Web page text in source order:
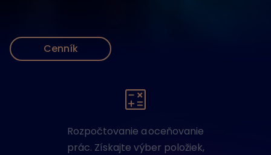
Cenník
Rozpočtovanie a oceňovanie
prác. Získajte výber položiek,